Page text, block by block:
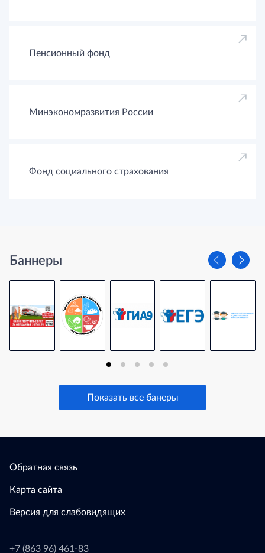
Пенсионный фонд
Минэкономразвития России
Фонд социального страхования
Баннеры
Показать все банеры
Обратная связь
Карта сайта
Версия для слабовидящих
+7 (863 96) 461-83